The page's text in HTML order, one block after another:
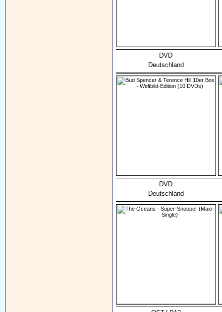
DVD
Deutschland
DVD
Deutschland